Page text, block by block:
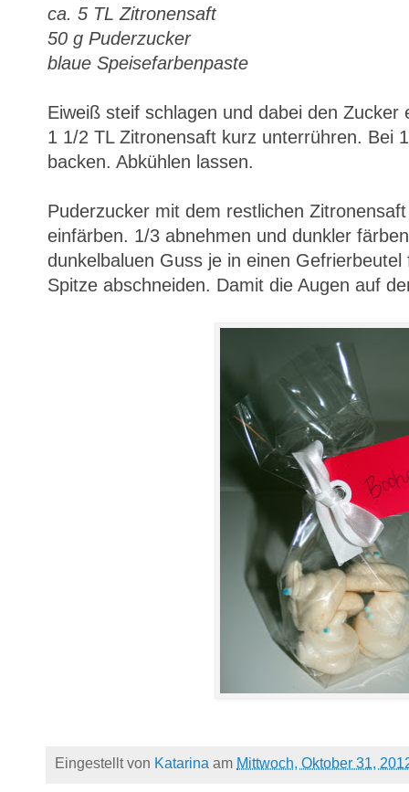
ca. 5 TL Zitronensaft
50 g Puderzucker
blaue Speisefarbenpaste
Eiweiß steif schlagen und dabei den Zucker
1 1/2 TL Zitronensaft kurz unterrühren. Bei
backen. Abkühlen lassen.
Puderzucker mit dem restlichen
einfärben. 1/3 abnehmen und dunkler
dunkelbaluen Guss je in einen
Spitze abschneiden. Damit die Augen auf
Eingestellt von Katarina am Mittwoch, Oktober 31,